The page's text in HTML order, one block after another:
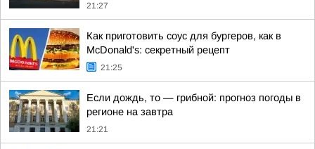
21:27
Как приготовить соус для бургеров, как в
McDonald's: секретный рецепт
21:25
Если дождь, то — грибной: прогноз погоды в
регионе на завтра
21:21